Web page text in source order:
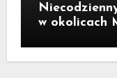
w okolicach